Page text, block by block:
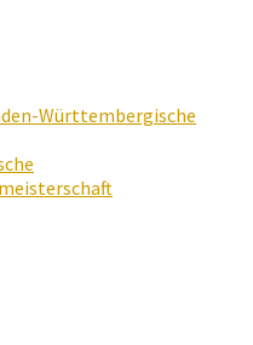
Württembergische